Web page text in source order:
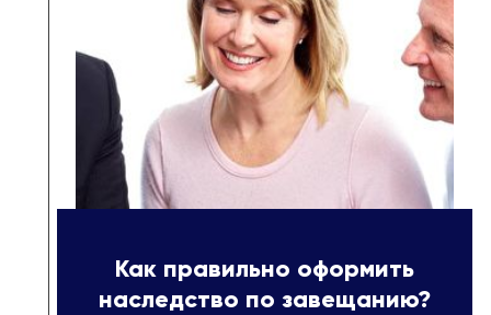
Как правильно оформить
наследство по завещанию?